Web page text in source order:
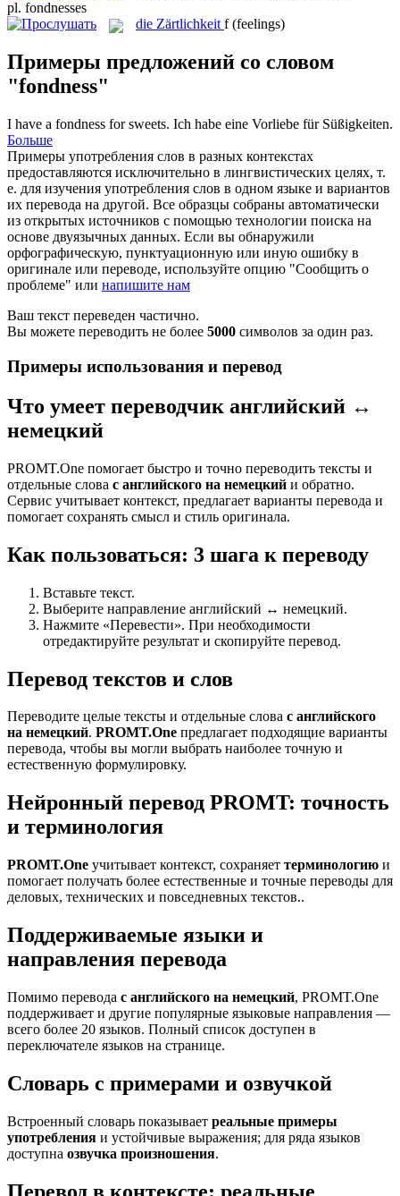
pl. fondnesses
die Zärtlichkeit f (feelings)
Примеры предложений со словом
"fondness"
I have a fondness for sweets. Ich habe eine Vorliebe für Süßigkeiten.
Больше
Примеры употребления слов в разных контекстах
предоставляются исключительно в лингвистических целях, т.
е. для изучения употребления слов в одном языке и вариантов
их перевода на другой. Все образцы собраны автоматически
из открытых источников с помощью технологии поиска на
основе двуязычных данных. Если вы обнаружили
орфографическую, пунктуационную или иную ошибку в
оригинале или переводе, используйте опцию "Сообщить о
проблеме" или напишите нам
Ваш текст переведен частично.
Вы можете переводить не более 5000 символов за один раз.
Примеры использования и перевод
Что умеет переводчик английский ↔
немецкий
PROMT.One помогает быстро и точно переводить тексты и
отдельные слова с английского на немецкий и обратно.
Сервис учитывает контекст, предлагает варианты перевода и
помогает сохранять смысл и стиль оригинала.
Как пользоваться: 3 шага к переводу
Вставьте текст.
Выберите направление английский ↔ немецкий.
Нажмите «Перевести». При необходимости
отредактируйте результат и скопируйте перевод.
Перевод текстов и слов
Переводите целые тексты и отдельные слова с английского
на немецкий. PROMT.One предлагает подходящие варианты
перевода, чтобы вы могли выбрать наиболее точную и
естественную формулировку.
Нейронный перевод PROMT: точность
и терминология
PROMT.One учитывает контекст, сохраняет терминологию и
помогает получать более естественные и точные переводы для
деловых, технических и повседневных текстов..
Поддерживаемые языки и
направления перевода
Помимо перевода с английского на немецкий, PROMT.One
поддерживает и другие популярные языковые направления —
всего более 20 языков. Полный список доступен в
переключателе языков на странице.
Словарь с примерами и озвучкой
Встроенный словарь показывает реальные примеры
употребления и устойчивые выражения; для ряда языков
доступна озвучка произношения.